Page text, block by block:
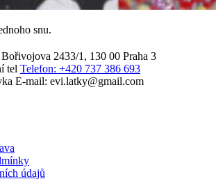
snu.
Bořivojova 2433/1, 130 00 Praha 3
Telefon: +420 737 386 693
E-mail: evi.latky@gmail.com
údajů